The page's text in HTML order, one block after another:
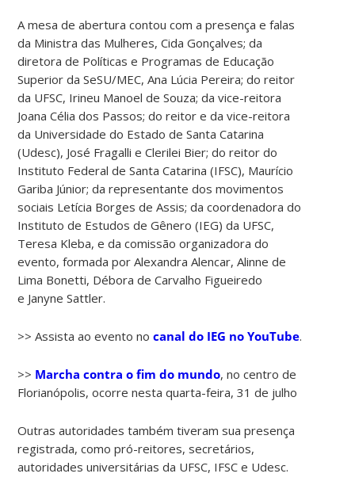
A mesa de abertura contou com a presença e falas
da Ministra das Mulheres, Cida Gonçalves; da
diretora de Políticas e Programas de Educação
Superior da SeSU/MEC, Ana Lúcia Pereira; do reitor
da UFSC, Irineu Manoel de Souza; da vice-reitora
Joana Célia dos Passos; do reitor e da vice-reitora
da Universidade do Estado de Santa Catarina
(Udesc), José Fragalli e Clerilei Bier; do reitor do
Instituto Federal de Santa Catarina (IFSC), Maurício
Gariba Júnior; da representante dos movimentos
sociais Letícia Borges de Assis; da coordenadora do
Instituto de Estudos de Gênero (IEG) da UFSC,
Teresa Kleba, e da comissão organizadora do
evento, formada por Alexandra Alencar, Alinne de
Lima Bonetti, Débora de Carvalho Figueiredo
e Janyne Sattler.
>> Assista ao evento nocanal do IEG no YouTube.
>> Marcha contra o fim do mundo, no centro de
Florianópolis, ocorre nesta quarta-feira, 31 de julho
Outras autoridades também tiveram sua presença
registrada, como pró-reitores, secretários,
autoridades universitárias da UFSC, IFSC e Udesc.